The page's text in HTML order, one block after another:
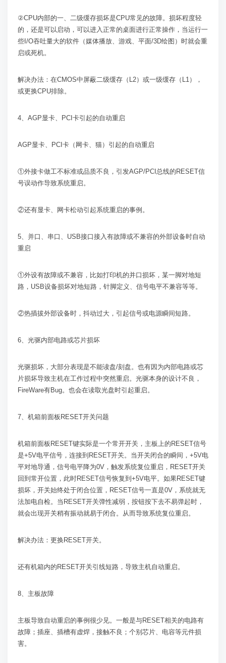
②CPU内部的一、二级缓存损坏是CPU常见的故障。损坏程度轻
的，还是可以启动，可以进入正常的桌面进行正常操作，当运行一
些 I/O吞吐量大的软件（媒体播放、游戏、平面/3D绘图）时就会重
启或死机。
解决办法：在CMOS中屏蔽二级缓存（ L2）或一级缓存（ L1），
或更换CPU排除。
4、 AGP显卡、 PCI 卡引起的自动重启
AGP显卡、 PCI 卡（网卡、猫）引起的自动重启
①外接卡做工不标准或品质不良，引发AGP/PCI 总线的 RESET信
号误动作导致系统重启。
②还有显卡、网卡松动引起系统重启的事例。
5、并口、串口、 USB接口接入有故障或不兼容的外部设备时自动
重启
①外设有故障或不兼容，比如打印机的并口损坏，某一脚对地短
路， USB设备损坏对地短路，针脚定义、信号电平不兼容等等。
②热插拔外部设备时，抖动过大，引起信号或电源瞬间短路。
6、光驱内部电路或芯片损坏
光驱损坏，大部分表现是不能读盘/刻盘。也有因为内部电路或芯
片损坏导致主机在工作过程中突然重启。光驱本身的设计不良，
FireWare有Bug。也会在读取光盘时引起重启。
7、机箱前面板 RESET开关问题
机箱前面板 RESET键实际是一个常开开关，主板上的 RESET信号
是+5V电平信号，连接到 RESET开关。当开关闭合的瞬间， +5V电
平对地导通，信号电平降为0V ，触发系统复位重启， RESET开关
回到常开位置，此时RESET信号恢复到 +5V电平。如果RESET键
损坏，开关始终处于闭合位置， RESET信号一直是0V ，系统就无
法加电自检。当 RESET开关弹性减弱，按钮按下去不易弹起时，
就会出现开关稍有振动就易于闭合。从而导致系统复位重启。
解决办法：更换 RESET开关。
还有机箱内的 RESET开关引线短路，导致主机自动重启。
8、主板故障
主板导致自动重启的事例很少见。一般是与RESET相关的电路有
故障；插座、插槽有虚焊，接触不良；个别芯片、电容等元件损
害。